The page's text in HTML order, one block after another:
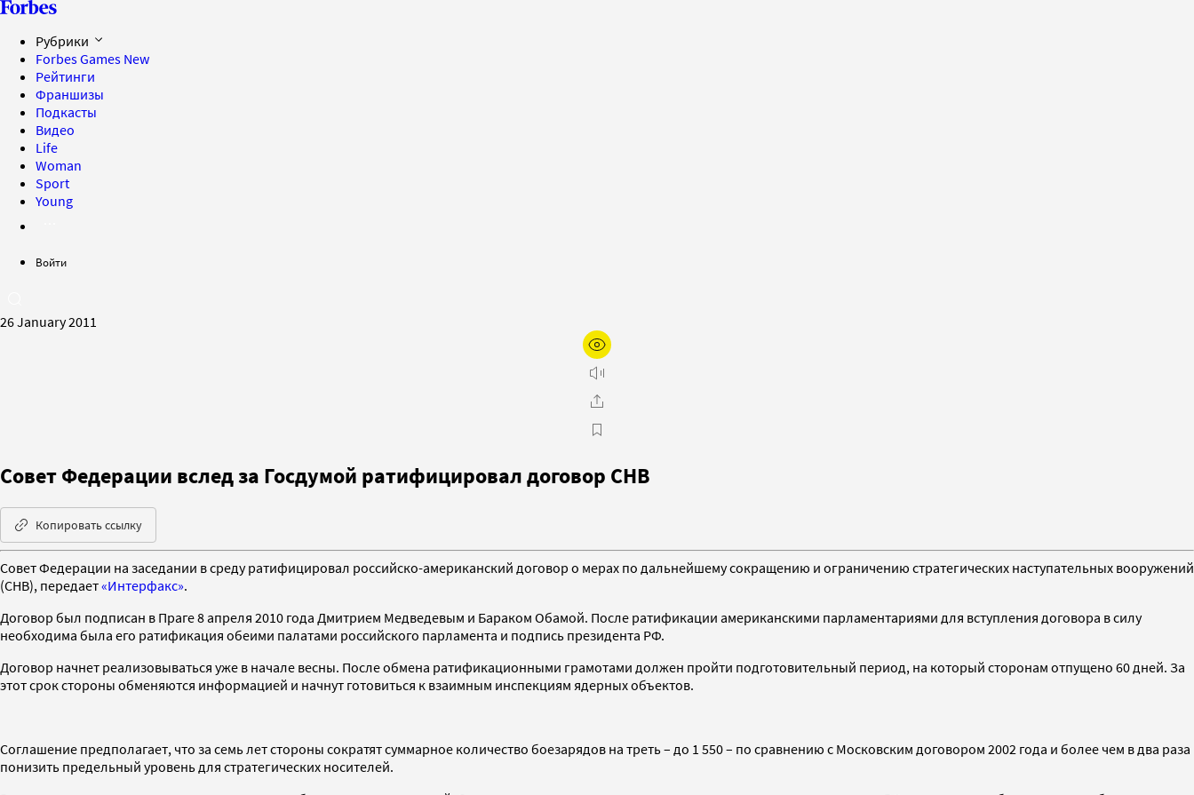
Рубрики
Forbes Games New
Рейтинги
Франшизы
Подкасты
Видео
Life
Woman
Sport
Young
Войти
26 January 2011
Совет Федерации вслед за Госдумой ратифицировал договор СНВ
Копировать ссылку
Совет Федерации на заседании в среду ратифицировал российско-американский договор о мерах по дальнейшему сокращению и ограничению стратегических наступательных вооружений
(СНВ), передает«Интерфакс».
Договор был подписан в Праге 8 апреля 2010 года Дмитрием Медведевым и Бараком Обамой. После ратификации американскими парламентариями для вступления договора в силу
необходима была его ратификация обеими палатами российского парламента и подпись президента РФ.
Договор начнет реализовываться уже в начале весны. После обмена ратификационными грамотами должен пройти подготовительный период, на который сторонам отпущено 60 дней. За
этот срок стороны обменяются информацией и начнут готовиться к взаимным инспекциям ядерных объектов.
Соглашение предполагает, что за семь лет стороны сократят суммарное количество боезарядов на треть – до 1 550 – по сравнению с Московским договором 2002 года и более чем в два раза
понизить предельный уровень для стратегических носителей.